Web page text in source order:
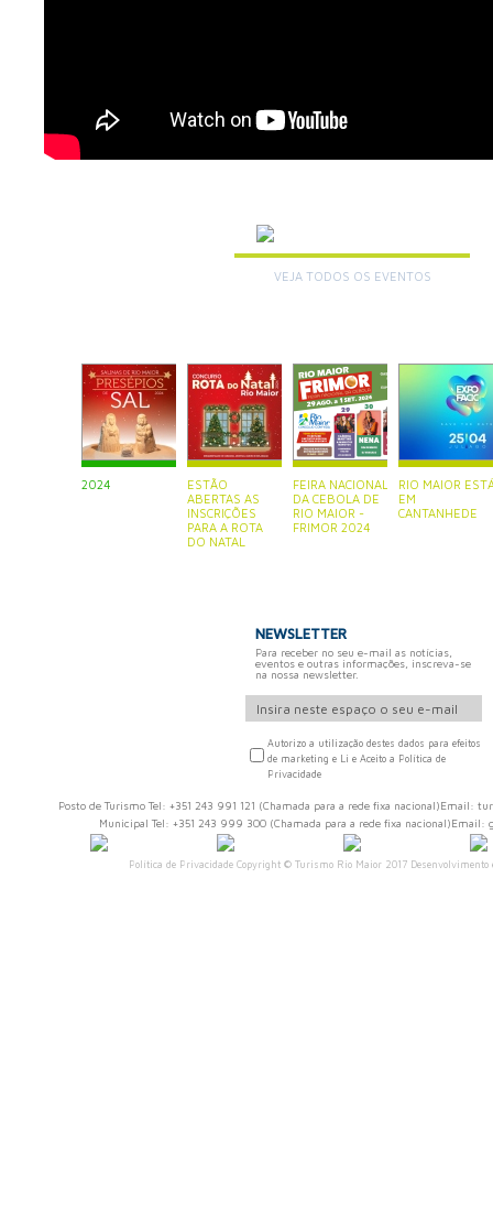
VEJA TODOS OS EVENTOS
2024
ESTÃO
ABERTAS AS
INSCRIÇÕES
PARA A ROTA
DO NATAL
FEIRA NACIONAL
DA CEBOLA DE
RIO MAIOR -
FRIMOR 2024
RIO MAIOR
EM
CANTANHEDE
NEWSLETTER
Para receber no seu e-mail as notícias,
eventos e outras informações, inscreva-se
na nossa newsletter.
Autorizo a utilização destes dados para efeitos
de marketing e Li e Aceito a Política de
Privacidade
Posto de Turismo Tel: +351 243 991 121 (Chamada para a rede fixa nacional)Email:
Municipal Tel: +351 243 999 300 (Chamada para a rede fixa
Política de PrivacidadeCopyright © Turismo Rio Maior 2017 Desenvolvimento